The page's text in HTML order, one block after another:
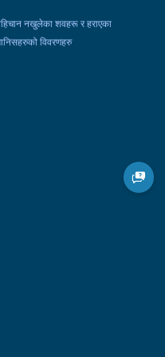
नखुलेका शवहरू र हराएका
विवरणहरु